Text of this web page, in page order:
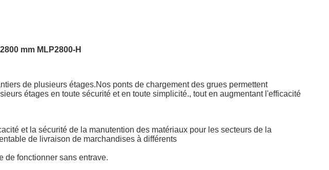
mm MLP2800-H
de plusieurs étages.Nos ponts de chargement des grues permettent
étages en toute sécurité et en toute simplicité., tout en augmentant l'efficacité
et la sécurité de la manutention des matériaux pour les secteurs de la
de livraison de marchandises à différents
de fonctionner sans entrave.